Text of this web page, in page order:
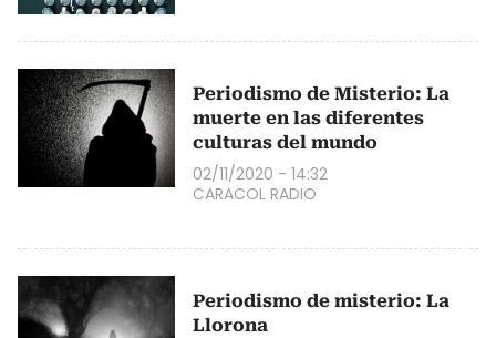
Periodismo de Misterio: La
muerte en las diferentes
culturas del mundo
02/11/2020 - 14:32
CARACOL RADIO
Periodismo de misterio: La
Llorona